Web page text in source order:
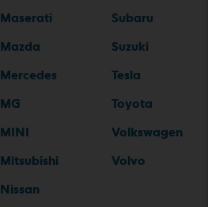
Maserati
Mazda
Mercedes
MG
MINI
Mitsubishi
Nissan
Subaru
Suzuki
Tesla
Toyota
Volkswagen
Volvo